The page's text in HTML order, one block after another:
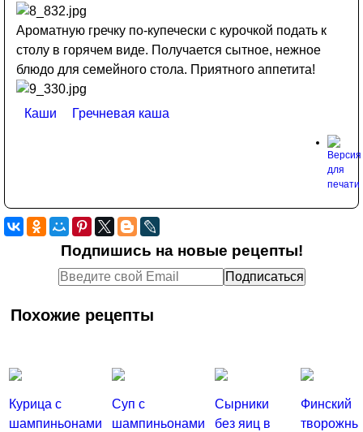
Ароматную гречку по-купечески с курочкой подать к
столу в горячем виде. Получается сытное, нежное
блюдо для семейного стола. Приятного аппетита!
Каши Гречневая каша
Подпишись на новые рецепты!
Похожие рецепты
Курица с
шампиньонами
Суп с
шампиньонами
Сырники
без яиц в
Финский